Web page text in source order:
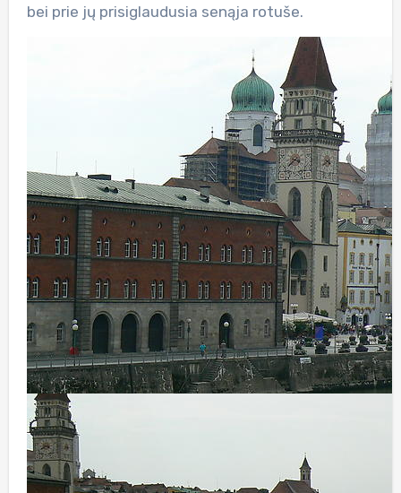
bei prie jų prisiglaudusia senąja rotuše.